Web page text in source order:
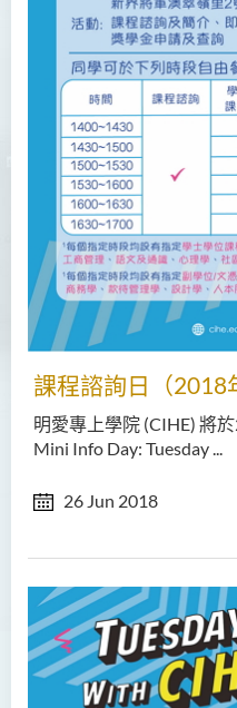
課程諮詢日（2018
明愛專上學院 (CIHE) 將
Mini Info Day: Tuesday ...
26 Jun 2018